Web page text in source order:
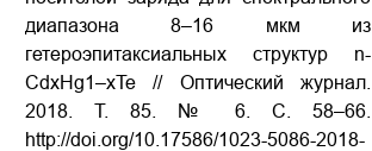
диапазона 8–16 мкм из
гетероэпитаксиальных структур n-
CdxHg1–xTe// Оптический журнал.
2018. Т. 85. № 6. С. 58–66.
http://doi.org/10.17586/1023-5086-2018-